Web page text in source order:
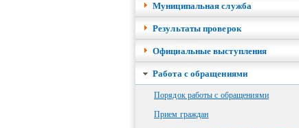
Муниципальная служба
Результаты проверок
Официальные выступления
Работа с обращениями
Порядок работы с обращениями
Прием граждан